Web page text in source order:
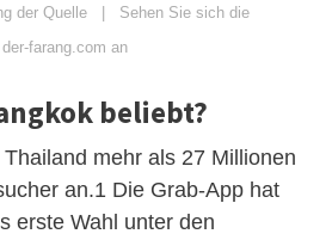
der Quelle | Sehen Sie sich die
farang.com an
beliebt?
mehr als 27 Millionen
an.1 Die Grab-App hat
erste Wahl unter den